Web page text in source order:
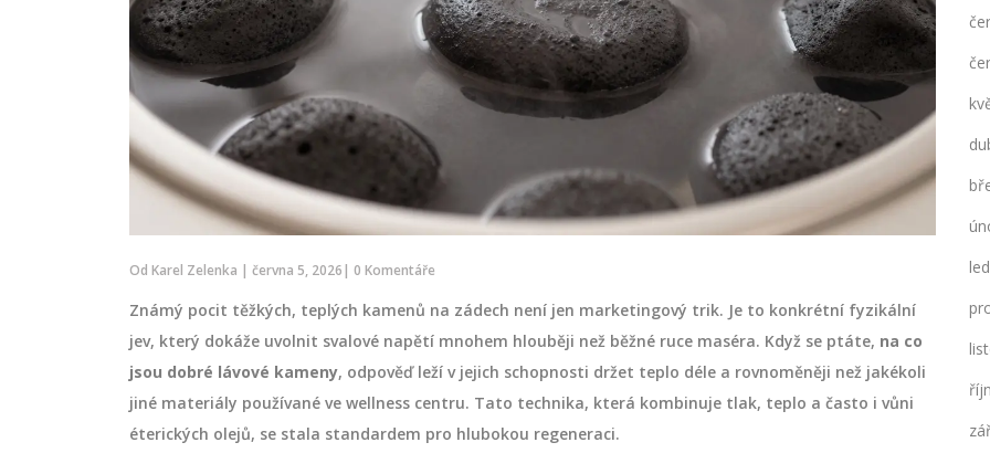
Od Karel Zelenka | června 5, 2026| 0 Komentáře
Známý pocit těžkých, teplých kamenů na zádech není jen marketingový trik. Je to konkrétní fyzikální
jev, který dokáže uvolnit svalové napětí mnohem hlouběji než běžné ruce maséra. Když se ptáte, na co
jsou dobré lávové kameny, odpověď leží v jejich schopnosti držet teplo déle a rovnoměněji než jakékoli
jiné materiály používané ve wellness centru. Tato technika, která kombinuje tlak, teplo a často i vůni
éterických olejů, se stala standardem pro hlubokou regeneraci.